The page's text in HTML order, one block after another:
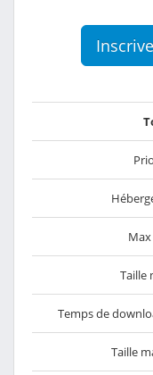
Taille
Temps de
Taille